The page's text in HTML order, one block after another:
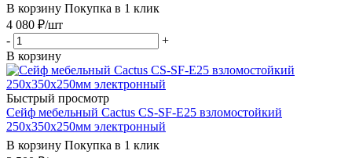
В корзину Покупка в 1 клик
4 080 ₽/шт
-
+
В корзину
Быстрый просмотр
Сейф мебельный Cactus CS-SF-E25 взломостойкий
250x350x250мм электронный
В корзину Покупка в 1 клик